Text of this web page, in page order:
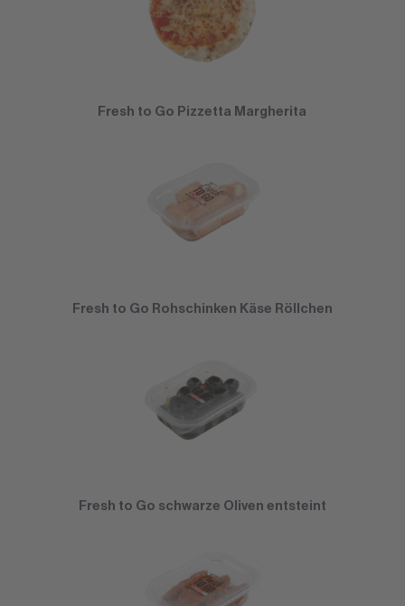
Fresh to Go Pizzetta Margherita
Fresh to Go Rohschinken Käse Röllchen
Fresh to Go schwarze Oliven entsteint